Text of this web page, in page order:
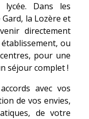
Dans les
la Lozère et
directement
ou
pour une
séjour complet !
avec vos
de vos envies,
de votre